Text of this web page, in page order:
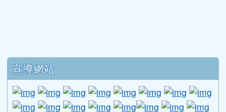
下中區域內容
宣導網站
link to http://www.guide.edu.tw/
link to http://www.csptc.gov.tw/ \
link to http://enc.moe.edu.tw/ \
link to https://link to https://link to https://
link to
link to http://edufund.cyut.edu.tw \
link to http://link to https://www.ptskids.tw/ \
link to http://
link to http://link to http://
link to